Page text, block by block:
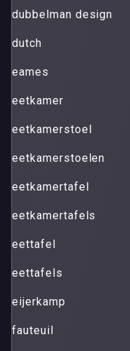
dubbelman design
dutch
eames
eetkamer
eetkamerstoel
eetkamerstoelen
eetkamertafel
eetkamertafels
eettafel
eettafels
eijerkamp
fauteuil